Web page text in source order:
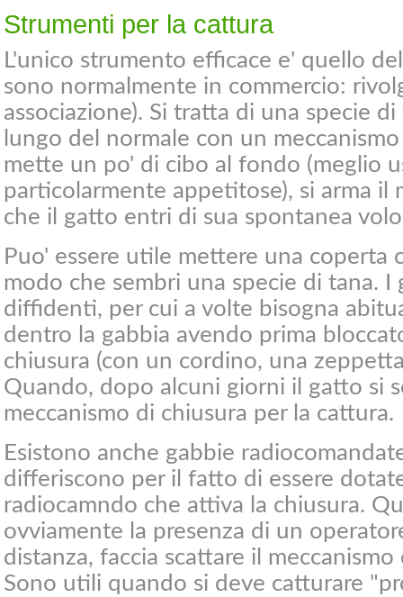
Strumenti per la cattura
L'unico strumento efficace e' quello
sono normalmente in commercio:
associazione). Si tratta di una specie
lungo del normale con un
mette un po' di cibo al fondo (meglio
particolarmente appetitose), si arma il
che il gatto entri di sua spontanea
Puo' essere utile mettere una coperta
modo che sembri una specie di tana.
diffidenti, per cui a volte bisogna
dentro la gabbia avendo prima
chiusura (con un cordino, una
Quando, dopo alcuni giorni il gatto si
meccanismo di chiusura per la cattura.
Esistono anche gabbie
differiscono per il fatto di essere
radiocamndo che attiva la chiusura.
ovviamente la presenza di un
distanza, faccia scattare il
Sono utili quando si deve catturare